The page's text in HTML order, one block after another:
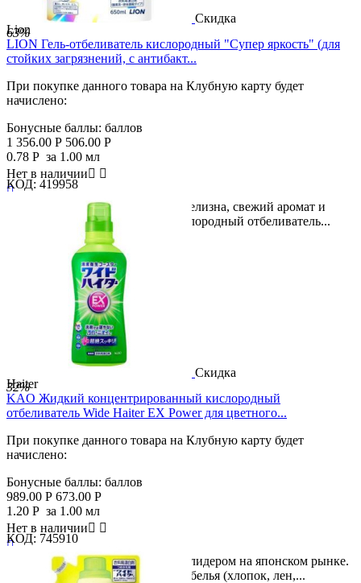
Скидка
63%
Lion
LION Гель-отбеливатель кислородный "Супер яркость" (для
стойких загрязнений, с антибакт...
При покупке данного товара на Клубную карту будет
начислено:
Бонусные баллы: баллов
1 356.00 Р 506.00 Р
0.78 Р за 1.00 мл
Нет в наличии 

Мощная формула - это чистота, белизна, свежий аромат и
антибактериальный эффект! Кислородный отбеливатель...
КОД: 419958
Скидка
32%
Haiter
KAO Жидкий концентрированный кислородный
отбеливатель Wide Haiter EX Power для цветного...
При покупке данного товара на Клубную карту будет
начислено:
Бонусные баллы: баллов
989.00 Р 673.00 Р
1.20 Р за 1.00 мл
Нет в наличии 

EX Power является безусловным лидером на японском рынке.
Подходит для белого и цветного белья (хлопок, лен,...
КОД: 745910